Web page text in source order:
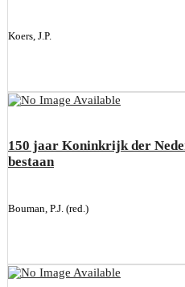
Koers, J.P.
150 jaar Koninkrijk der
bestaan
Bouman, P.J. (red.)